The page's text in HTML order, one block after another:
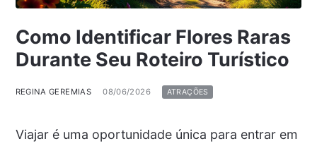
Como Identificar Flores Raras
Durante Seu Roteiro Turístico
REGINA GEREMIAS 08/06/2026 ATRAÇÕES
Viajar é uma oportunidade única para entrar em